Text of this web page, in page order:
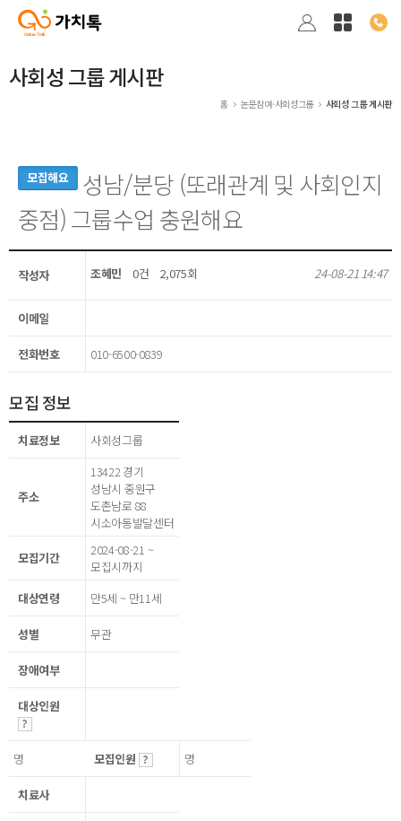
사회성 그룹 게시판
홈 논문참여·사회성그룹 사회성 그룹 게시판
모집해요
성남/분당 (또래관계 및 사회인지
중점) 그룹수업 충원해요
작성자 조혜민 0건 2,075회 24-08-21 14:47
이메일
전화번호 010-6500-0839
모집 정보
치료정보 사회성그룹
주소
13422 경기
성남시 중원구
도촌남로 88
시소아동발달센터
모집기간
2024-08-21 ~
모집시까지
대상연령
만5세 ~ 만11세
성별 무관
장애여부
대상인원
명 모집인원 명
치료사